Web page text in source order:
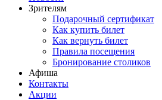
Зрителям
Подарочный сертификат
Как купить билет
Как вернуть билет
Правила посещения
Бронирование столиков
Афиша
Контакты
Акции